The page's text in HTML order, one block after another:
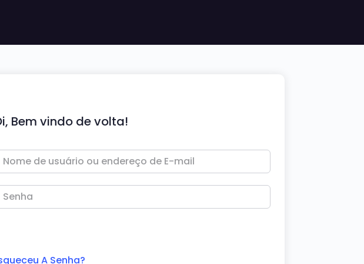
Bem vindo de volta!
A Senha?